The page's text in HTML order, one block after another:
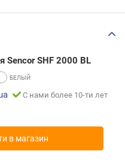
Sencor SHF 2000 BL
С нами более 10-ти лет
в магазин